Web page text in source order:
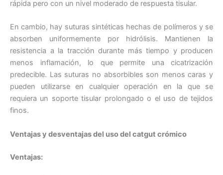
Correo*
Teléfono
rápida pero con un nivel moderado de respuesta tisular.
En cambio, hay suturas sintéticas hechas de polímeros y se
absorben uniformemente por hidrólisis. Mantienen la
resistencia a la tracción durante más tiempo y producen
menos inflamación, lo que permite una cicatrización
predecible. Las suturas no absorbibles son menos caras y
pueden utilizarse en cualquier operación en la que se
requiera un soporte tisular prolongado o el uso de tejidos
finos.
Ventajas y desventajas del uso del catgut crómico
Ventajas: